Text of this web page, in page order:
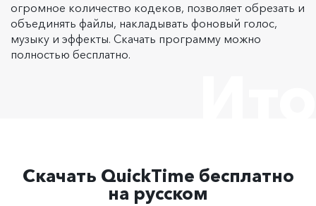
огромное количество кодеков, позволяет обрезать и
объединять файлы, накладывать фоновый голос,
музыку и эффекты. Скачать программу можно
полностью бесплатно.
Скачать QuickTime бесплатно
на русском